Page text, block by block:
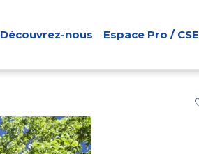
Découvrez-nous Espace Pro / CSE